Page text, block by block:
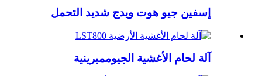
إسفين جيو هوت ويدج شديد التحمل
آلة لحام الأغشية الجيوممبرينية